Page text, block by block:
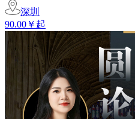
深圳
90.00￥起